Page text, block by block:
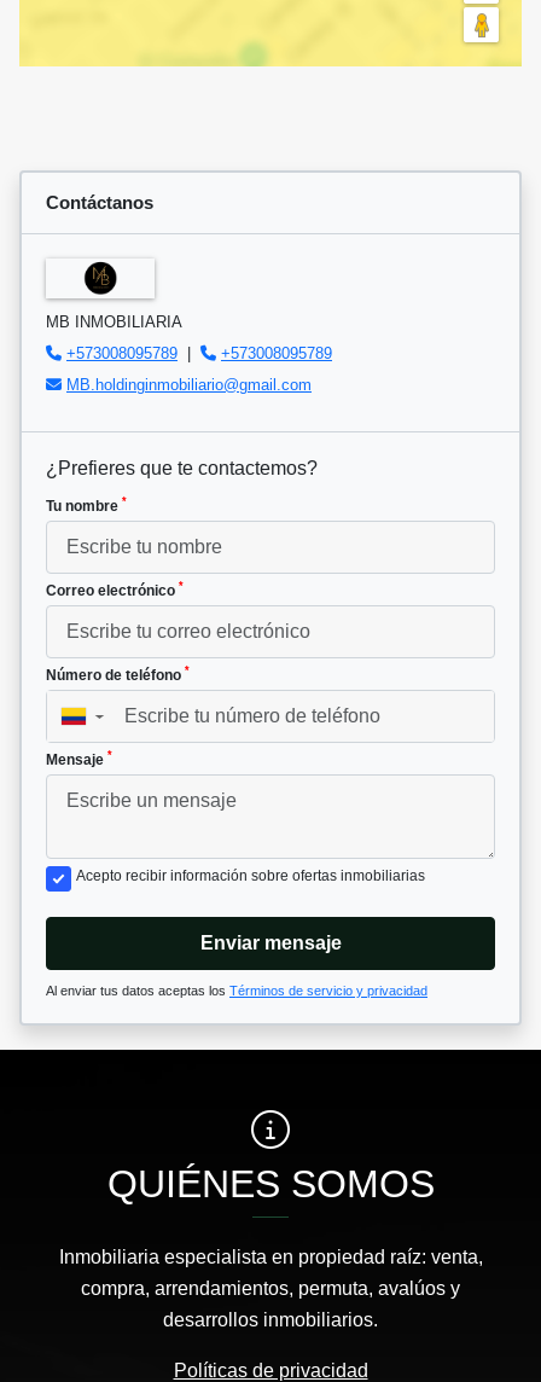
Contáctanos
MB INMOBILIARIA
+573008095789 |
+573008095789
MB.holdinginmobiliario@gmail.com
¿Prefieres que te contactemos?
Tu nombre *
Correo electrónico *
Número de teléfono *
▼
Mensaje *
Acepto recibir información sobre ofertas inmobiliarias
Enviar mensaje
Al enviar tus datos aceptas los Términos de servicio y privacidad
QUIÉNES SOMOS
Inmobiliaria especialista en propiedad raíz: venta,
compra, arrendamientos, permuta, avalúos y
desarrollos inmobiliarios.
Políticas de privacidad